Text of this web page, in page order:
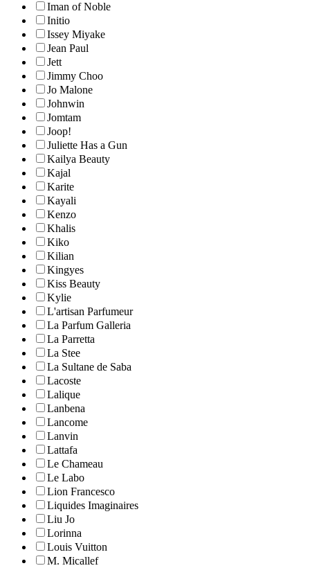
Iman of Noble
Initio
Issey Miyake
Jean Paul
Jett
Jimmy Choo
Jo Malone
Johnwin
Jomtam
Joop!
Juliette Has a Gun
Kailya Beauty
Kajal
Karite
Kayali
Kenzo
Khalis
Kiko
Kilian
Kingyes
Kiss Beauty
Kylie
L'artisan Parfumeur
La Parfum Galleria
La Parretta
La Stee
La Sultane de Saba
Lacoste
Lalique
Lanbena
Lancome
Lanvin
Lattafa
Le Chameau
Le Labo
Lion Francesco
Liquides Imaginaires
Liu Jo
Lorinna
Louis Vuitton
M. Micallef